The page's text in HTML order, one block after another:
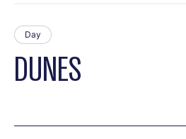
DUNES
Day